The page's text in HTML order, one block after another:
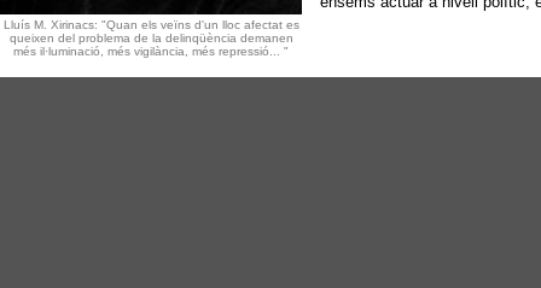
Lluís M. Xirinacs: "Quan els veïns d'un lloc afectat es
queixen del problema de la delinqüència demanen
més il·luminació, més vigilància, més repressió... "